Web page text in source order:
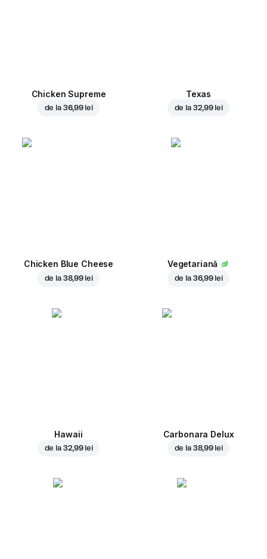
Chicken Supreme
de la 36,99 lei
Texas
de la 32,99 lei
Chicken Blue Cheese
de la 38,99 lei
Vegetariană
de la 36,99 lei
Hawaii
de la 32,99 lei
Carbonara Delux
de la 38,99 lei